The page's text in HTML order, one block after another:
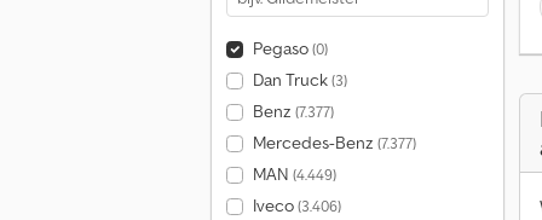
Pegaso(0)
Dan Truck(3)
Benz (7.377)
Mercedes-Benz (7.377)
MAN (4.449)
Iveco(3.406)